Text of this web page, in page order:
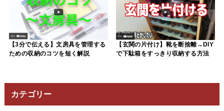
【3分で伝える】文房具を管理する
ための収納のコツを短く解説
【玄関の片付け】靴を断捨離→DIY
で下駄箱をすっきり収納する方法
カテゴリー